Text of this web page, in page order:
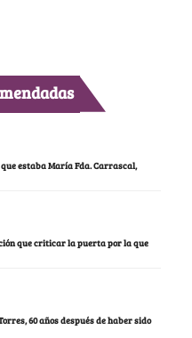
estaba María Fda. Carrascal,
que criticar la puerta por la que
60 años después de haber sido